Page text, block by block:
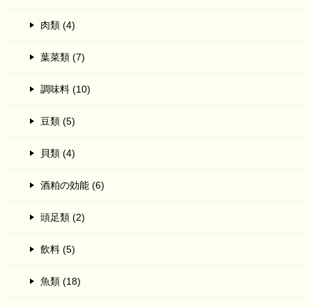
肉類 (4)
葉菜類 (7)
調味料 (10)
豆類 (5)
貝類 (4)
酒粕の効能 (6)
頭足類 (2)
飲料 (5)
魚類 (18)